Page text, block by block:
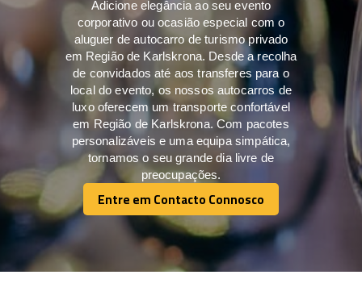
Adicione elegância ao seu evento
corporativo ou ocasião especial com o
aluguer de autocarro de turismo privado
em Região de Karlskrona. Desde a recolha
de convidados até aos transferes para o
local do evento, os nossos autocarros de
luxo oferecem um transporte confortável
em Região de Karlskrona. Com pacotes
personalizáveis e uma equipa simpática,
tornamos o seu grande dia livre de
preocupações.
Entre em Contacto Connosco
Entre em Contacto Connosco